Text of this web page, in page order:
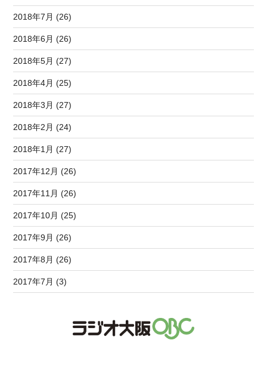
2018年7月 (26)
2018年6月 (26)
2018年5月 (27)
2018年4月 (25)
2018年3月 (27)
2018年2月 (24)
2018年1月 (27)
2017年12月 (26)
2017年11月 (26)
2017年10月 (25)
2017年9月 (26)
2017年8月 (26)
2017年7月 (3)